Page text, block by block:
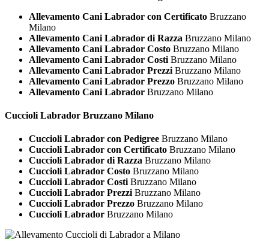
Allevamento Cani Labrador con Certificato Bruzzano
Milano
Allevamento Cani Labrador di Razza Bruzzano Milano
Allevamento Cani Labrador Costo Bruzzano Milano
Allevamento Cani Labrador Costi Bruzzano Milano
Allevamento Cani Labrador Prezzi Bruzzano Milano
Allevamento Cani Labrador Prezzo Bruzzano Milano
Allevamento Cani Labrador Bruzzano Milano
Cuccioli Labrador Bruzzano Milano
Cuccioli Labrador con Pedigree Bruzzano Milano
Cuccioli Labrador con Certificato Bruzzano Milano
Cuccioli Labrador di Razza Bruzzano Milano
Cuccioli Labrador Costo Bruzzano Milano
Cuccioli Labrador CostiBruzzano Milano
Cuccioli Labrador PrezziBruzzano Milano
Cuccioli Labrador Prezzo Bruzzano Milano
Cuccioli Labrador Bruzzano Milano